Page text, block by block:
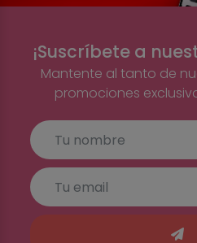
¡Suscríbete a
Mantente al tanto de
promociones